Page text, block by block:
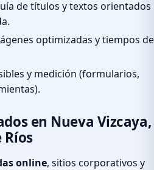
de títulos y textos orientados
optimizadas y tiempos de
y medición (formularios,
en Nueva Vizcaya,
online, sitios corporativos y